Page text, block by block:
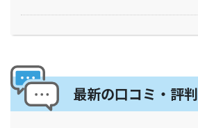
最新の口コミ・評判